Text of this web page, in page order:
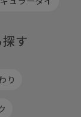
す
り